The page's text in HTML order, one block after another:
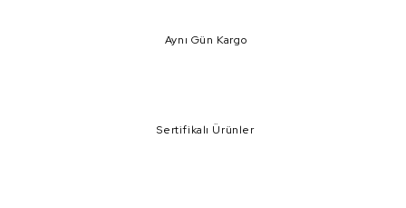
Aynı Gün Kargo
Sertifikalı Ürünler